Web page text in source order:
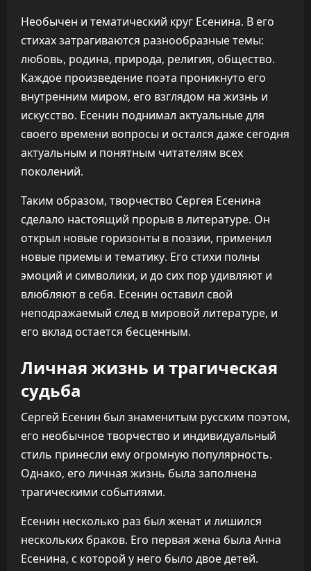
Необычен и тематический круг Есенина. В его
стихах затрагиваются разнообразные темы:
любовь, родина, природа, религия, общество.
Каждое произведение поэта проникнуто его
внутренним миром, его взглядом на жизнь и
искусство. Есенин поднимал актуальные для
своего времени вопросы и остался даже сегодня
актуальным и понятным читателям всех
поколений.
Таким образом, творчество Сергея Есенина
сделало настоящий прорыв в литературе. Он
открыл новые горизонты в поэзии, применил
новые приемы и тематику. Его стихи полны
эмоций и символики, и до сих пор удивляют и
влюбляют в себя. Есенин оставил свой
неподражаемый след в мировой литературе, и
его вклад остается бесценным.
Личная жизнь и трагическая
судьба
Сергей Есенин был знаменитым русским поэтом,
его необычное творчество и индивидуальный
стиль принесли ему огромную популярность.
Однако, его личная жизнь была заполнена
трагическими событиями.
Есенин несколько раз был женат и лишился
нескольких браков. Его первая жена была Анна
Есенина, с которой у него было двое детей.